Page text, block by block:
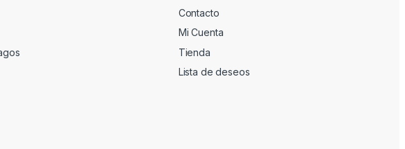
Contacto
Mi Cuenta
Tienda
Lista de deseos